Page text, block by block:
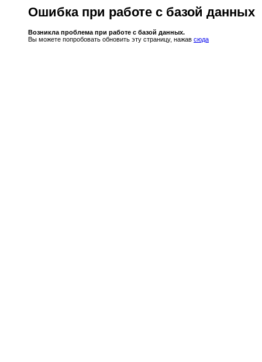
Ошибка при работе с базой данных
Возникла проблема при работе с базой данных.
Вы можете попробовать обновить эту страницу, нажав сюда